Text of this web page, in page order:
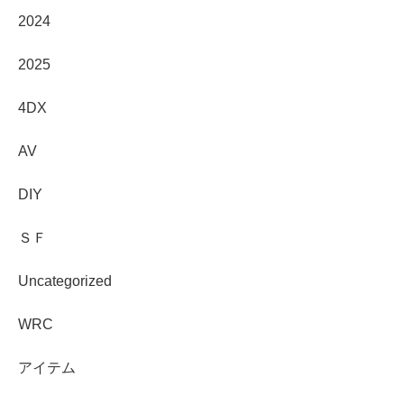
2024
2025
4DX
AV
DIY
ＳＦ
Uncategorized
WRC
アイテム